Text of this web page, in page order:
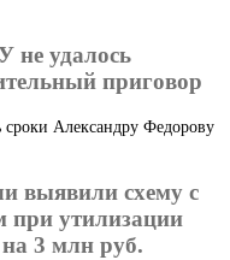
не удалось
приговор
сроки Александру Федорову
выявили схему с
при утилизации
3 млн руб.